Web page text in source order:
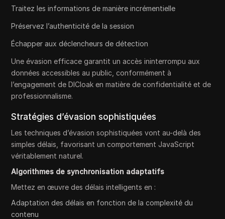
Traitez les informations de manière incrémentielle
Préservez l’authenticité de la session
Échapper aux déclencheurs de détection
Une évasion efficace garantit un accès ininterrompu aux
données accessibles au public, conformément à
l’engagement de DICloak en matière de confidentialité et de
professionnalisme.
Stratégies d’évasion sophistiquées
Les techniques d’évasion sophistiquées vont au-delà des
simples délais, favorisant un comportement JavaScript
véritablement naturel.
Algorithmes de synchronisation adaptatifs
Mettez en œuvre des délais intelligents en :
Adaptation des délais en fonction de la complexité du
contenu